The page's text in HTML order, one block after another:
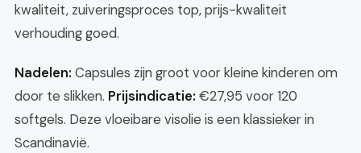
kwaliteit, zuiveringsproces top, prijs-kwaliteit
verhouding goed.
Nadelen: Capsules zijn groot voor kleine kinderen om
door te slikken. Prijsindicatie: €27,95 voor 120
softgels. Deze vloeibare visolie is een klassieker in
Scandinavië.